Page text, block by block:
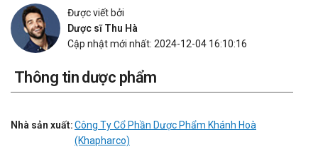
Được viết bởi
Dược sĩ Thu Hà
Cập nhật mới nhất: 2024-12-04 16:10:16
Thông tin dược phẩm
Nhà sản xuất:Công Ty Cổ Phần Dược Phẩm Khánh Hoà
(Khapharco)